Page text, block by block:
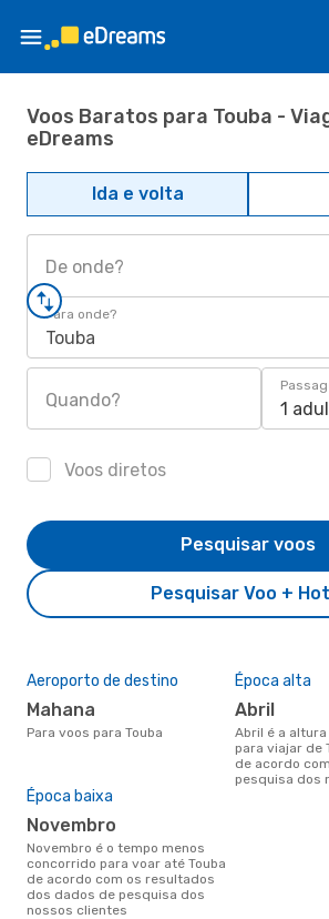
Voos Baratos para Touba -
eDreams
Ida e volta
De onde?
Para onde?
Touba
Quando? 1
Voos diretos
Pesquisar Voo +
Pesquisar voos
Aeroporto de destino
Mahana
Para voos para Touba
Época alta
abril
abril é a altura mais concorrida
para viajar de
de acordo
pesquisa dos
Época baixa
novembro
novembro é o tempo menos
concorrido para voar até Touba
de acordo com os resultados
dos dados de pesquisa dos
nossos clientes